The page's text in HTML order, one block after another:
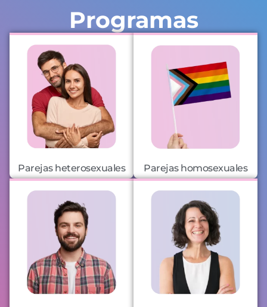
Programas
Parejas heterosexuales Parejas homosexuales